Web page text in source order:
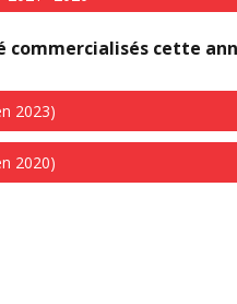
commercialisés cette
2023)
2020)